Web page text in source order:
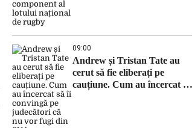
09:00
Andrew și Tristan Tate au
cerut să fie eliberați pe
cauțiune. Cum au încercat să